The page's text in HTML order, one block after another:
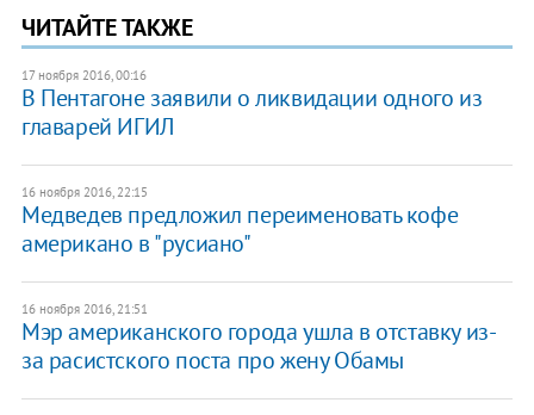
ЧИТАЙТЕ ТАКЖЕ
17 ноября 2016, 00:16
В Пентагоне заявили о ликвидации одного из
главарей ИГИЛ
16 ноября 2016, 22:15
Медведев предложил переименовать кофе
американо в "русиано"
16 ноября 2016, 21:51
Мэр американского города ушла в отставку из-
за расистского поста про жену Обамы